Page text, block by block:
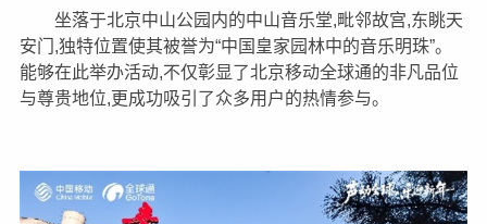
坐落于北京中山公园内的中山音乐堂,毗邻故宫,东眺天
安门 ,独特位置使其被誉为“中国皇家园林中的音乐明珠”。
能够在此举办活动,不仅彰显了北京移动全球通的非凡品位
与尊贵地位,更成功吸引了众多用户的热情参与。